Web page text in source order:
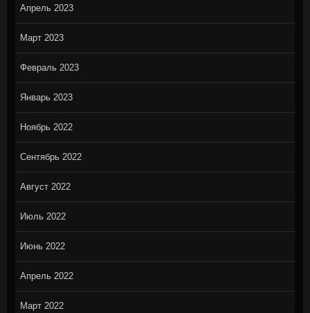
Апрель 2023
Март 2023
Февраль 2023
Январь 2023
Ноябрь 2022
Сентябрь 2022
Август 2022
Июль 2022
Июнь 2022
Апрель 2022
Март 2022